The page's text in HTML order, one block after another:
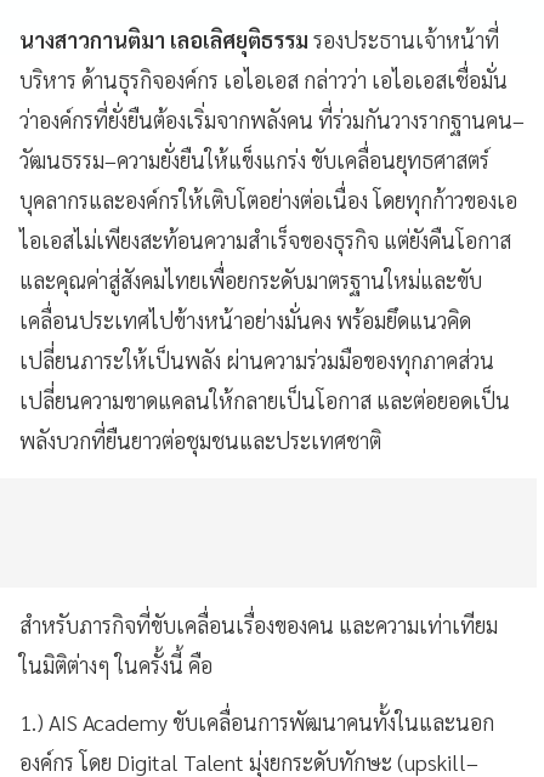
นางสาวกานติมา เลอเลิศยุติธรรม รองประธานเจ้าหน้าที่
บริหาร ด้านธุรกิจองค์กร เอไอเอส กล่าวว่า เอไอเอสเชื่อมั่น
ว่าองค์กรที่ยั่งยืนต้องเริ่มจากพลังคน ที่ร่วมกันวางรากฐานคน–
วัฒนธรรม–ความยั่งยืนให้แข็งแกร่ง ขับเคลื่อนยุทธศาสตร์
บุคลากรและองค์กรให้เติบโตอย่างต่อเนื่อง โดยทุกก้าวของเอ
ไอเอสไม่เพียงสะท้อนความสำเร็จของธุรกิจ แต่ยังคืนโอกาส
และคุณค่าสู่สังคมไทยเพื่อยกระดับมาตรฐานใหม่และขับ
เคลื่อนประเทศไปข้างหน้าอย่างมั่นคง พร้อมยึดแนวคิด
เปลี่ยนภาระให้เป็นพลัง ผ่านความร่วมมือของทุกภาคส่วน
เปลี่ยนความขาดแคลนให้กลายเป็นโอกาส และต่อยอดเป็น
พลังบวกที่ยืนยาวต่อชุมชนและประเทศชาติ
สำหรับภารกิจที่ขับเคลื่อนเรื่องของคน และความเท่าเทียม
ในมิติต่างๆ ในครั้งนี้ คือ
1.) AIS Academy ขับเคลื่อนการพัฒนาคนทั้งในและนอก
องค์กร โดย Digital Talent มุ่งยกระดับทักษะ (upskill–